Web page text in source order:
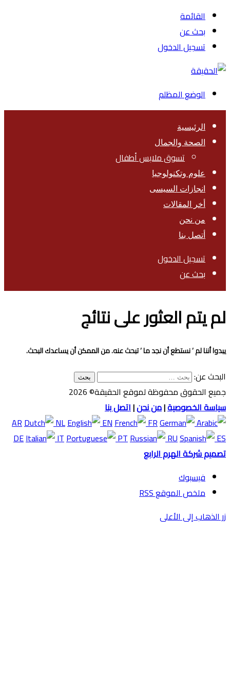
القائمة
بحث عن
تسجيل الدخول
الوضع المظلم
الرئيسية
الصحة والجمال
تسوق ملابس أطفال
علوم وتكنولوجيا
انجازات السيسى
أخر المقالات
من نحن
أتصل بنا
تسجيل الدخول
بحث عن
لم يتم العثور على نتائج
يبدوا أننا لم ’ نستطع أن نجد ما ’ تبحث عنه. من الممكن أن يساعدك البحث.
البحث عن:
جميع الحقوق محفوظة لموقع الحقيقة© 2026
سياسة الخصوصية|من نحن|اتصل بنا
AR
NL EN
FR
DE
IT PT RU
ES
تصميم شركة الهرم الرابع
فيسبوك
ملخص الموقع RSS
زر الذهاب إلى الأعلى